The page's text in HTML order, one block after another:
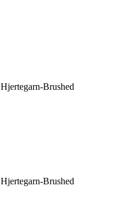
Brushed
Brushed